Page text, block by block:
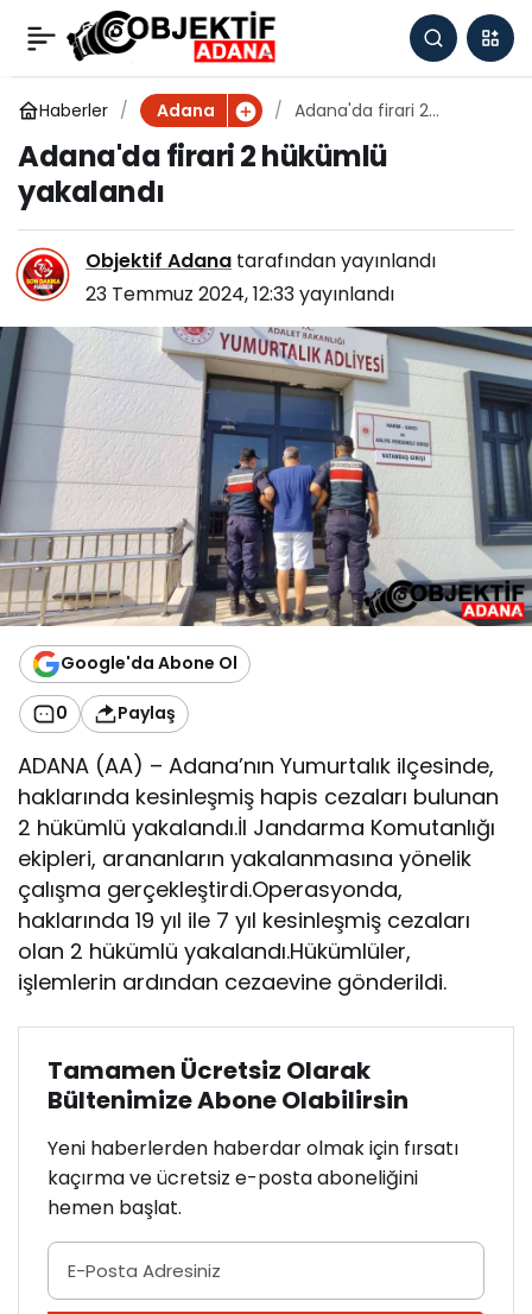
Haberler Adana
Adana'da firari 2
Adana'da firari 2 hükümlü
yakalandı
Objektif Adana tarafından yayınlandı
23 Temmuz 2024, 12:33yayınlandı
Google'da Abone Ol
0 Paylaş
ADANA (AA) – Adana’nın Yumurtalık ilçesinde,
haklarında kesinleşmiş hapis cezaları bulunan
2 hükümlü yakalandı.İl Jandarma Komutanlığı
ekipleri, arananların yakalanmasına yönelik
çalışma gerçekleştirdi.Operasyonda,
haklarında 19 yıl ile 7 yıl kesinleşmiş cezaları
olan 2 hükümlü yakalandı.Hükümlüler,
işlemlerin ardından cezaevine gönderildi.
Tamamen Ücretsiz Olarak
Bültenimize Abone Olabilirsin
Yeni haberlerden haberdar olmak için fırsatı
kaçırma ve ücretsiz e-posta aboneliğini
hemen başlat.
Adana'da uyuşturucu
operasyonunda
yakalanan 2 zanlı
tutuklandı
0 Paylaş